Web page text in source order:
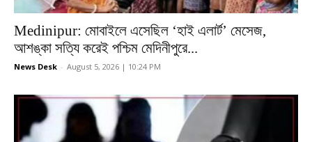
Medinipur: মোবাইলে এসেছিল ‘হাই এলার্ট’ মেসেজ,
আশঙ্কা সত্যি করেই পশ্চিম মেদিনীপুরে...
News Desk - August 5, 2026 | 10:24 PM